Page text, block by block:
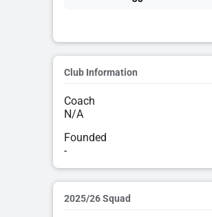
Club Information
Coach
N/A
Founded
-
2025/26 Squad